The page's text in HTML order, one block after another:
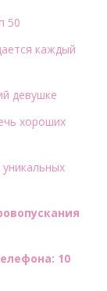
50
каждый
девушке
хороших
10